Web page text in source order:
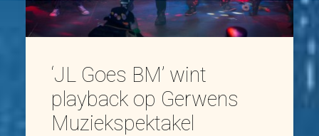
‘JL Goes BM’ wint
playback op Gerwens
Muziekspektakel